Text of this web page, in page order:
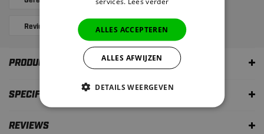
Reviews
PRODUCTOMSCHRIJVING
SPECIFICATIES
REVIEWS
ALLES ACCEPTEREN
ALLES AFWIJZEN
DETAILS WEERGEVEN